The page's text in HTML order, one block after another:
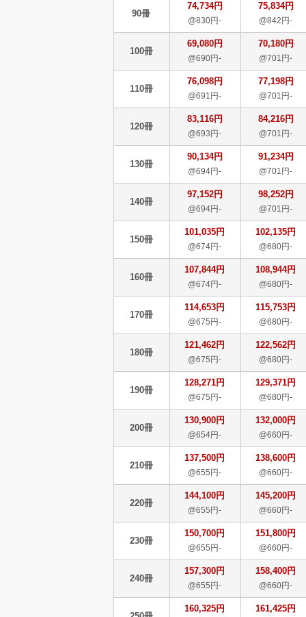
90冊
74,734円
@830円-
75,834円
@842円-
100冊
69,080円
@690円-
70,180円
@701円-
110冊
76,098円
@691円-
77,198円
@701円-
120冊
83,116円
@693円-
84,216円
@701円-
130冊
90,134円
@694円-
91,234円
@701円-
140冊
97,152円
@694円-
98,252円
@701円-
150冊
101,035円
@674円-
102,135円
@680円-
160冊
107,844円
@674円-
108,944円
@680円-
170冊
114,653円
@675円-
115,753円
@680円-
180冊
121,462円
@675円-
122,562円
@680円-
190冊
128,271円
@675円-
129,371円
@680円-
200冊
130,900円
@654円-
132,000円
@660円-
210冊
137,500円
@655円-
138,600円
@660円-
220冊
144,100円
@655円-
145,200円
@660円-
230冊
150,700円
@655円-
151,800円
@660円-
240冊
157,300円
@655円-
158,400円
@660円-
160,325円 161,425円